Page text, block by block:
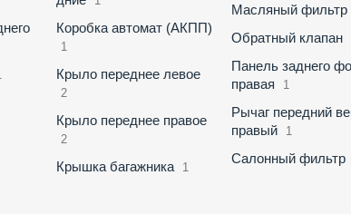
Коробка автомат (АКПП)
1
Крыло переднее левое
2
Крыло переднее правое
2
Крышка багажника 1
Масляный фильтр
Обратный клапан
Панель заднего
правая
1
Рычаг передний
правый
1
Салонный фильтр